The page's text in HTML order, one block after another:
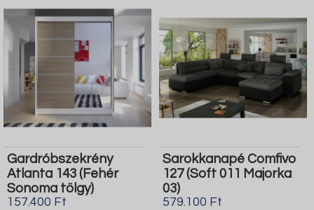
Gardróbszekrény
Atlanta 143 (Fehér
Sonoma tölgy)
157.400 Ft
Sarokkanapé Comfivo
127 (Soft 011 Majorka
03)
579.100 Ft